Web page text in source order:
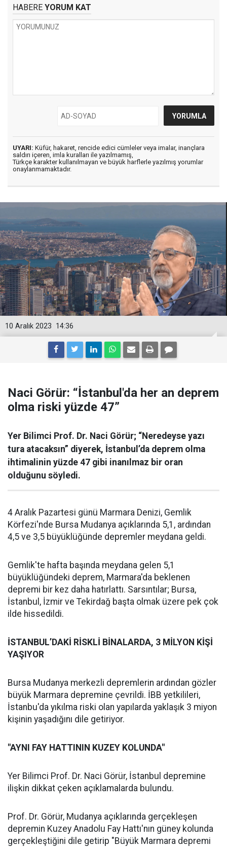
HABERE YORUM KAT
UYARI: Küfür, hakaret, rencide edici cümleler veya imalar, inançlara
saldırı içeren, imla kuralları ile yazılmamış,
Türkçe karakter kullanılmayan ve büyük harflerle yazılmış yorumlar
onaylanmamaktadır.
14:36
10 Aralık 2023
Naci Görür: “İstanbul'da her an deprem
olma riski yüzde 47”
Yer Bilimci Prof. Dr. Naci Görür; “Neredeyse yazı
tura atacaksın” diyerek, İstanbul’da deprem olma
ihtimalinin yüzde 47 gibi inanılmaz bir oran
olduğunu söyledi.
4 Aralık Pazartesi günü Marmara Denizi, Gemlik
Körfezi'nde Bursa Mudanya açıklarında 5,1, ardından
4,5 ve 3,5 büyüklüğünde depremler meydana geldi.
Gemlik'te hafta başında meydana gelen 5,1
büyüklüğündeki deprem, Marmara'da beklenen
depremi bir kez daha hatırlattı. Sarsıntılar; Bursa,
İstanbul, İzmir ve Tekirdağ başta olmak üzere pek çok
ilde hissedildi.
İSTANBUL’DAKİ RİSKLİ BİNALARDA, 3 MİLYON KİŞİ
YAŞIYOR
Bursa Mudanya merkezli depremlerin ardından gözler
büyük Marmara depremine çevrildi. İBB yetkilileri,
İstanbu'da yıkılma riski olan yapılarda yaklaşık 3 miyon
kişinin yaşadığını dile getiriyor.
"AYNI FAY HATTININ KUZEY KOLUNDA"
Yer Bilimci Prof. Dr. Naci Görür, İstanbul depremine
ilişkin dikkat çeken açıklamalarda bulundu.
Prof. Dr. Görür, Mudanya açıklarında gerçekleşen
depremin Kuzey Anadolu Fay Hattı'nın güney kolunda
gerçekleştiğini dile getirip "Büyük Marmara depremi